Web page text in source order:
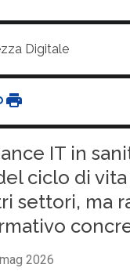
Digitale
IT in
ciclo di
settori, ma
2026